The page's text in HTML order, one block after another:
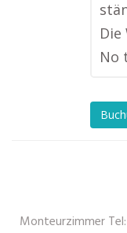
Die
No
Monteurzimmer